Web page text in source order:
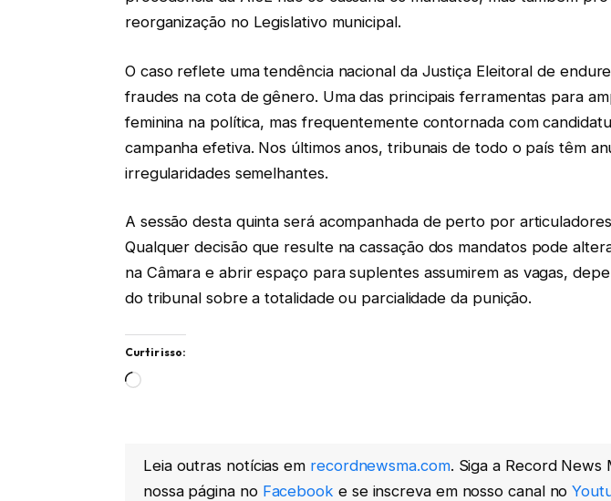
reorganização no Legislativo municipal.
O caso reflete uma tendência nacional da Justiça Eleitoral de
fraudes na cota de gênero. Uma das principais ferramentas para
feminina na política, mas frequentemente contornada com
campanha efetiva. Nos últimos anos, tribunais de todo o país têm
irregularidades semelhantes.
A sessão desta quinta será acompanhada de perto por
Qualquer decisão que resulte na cassação dos mandatos pode
na Câmara e abrir espaço para suplentes assumirem as vagas,
do tribunal sobre a totalidade ou parcialidade da punição.
Curtir isso:
Carregando...
Leia outras notícias em recordnewsma.com. Siga a Record News
nossa página no Facebook e se inscreva em nosso canal no